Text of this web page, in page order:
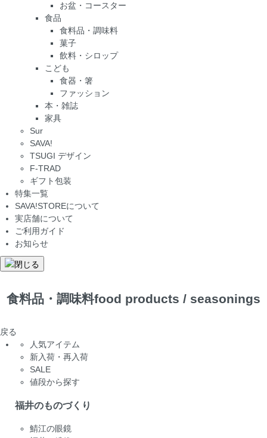
お盆・コースター
食品
食料品・調味料
菓子
飲料・シロップ
こども
食器・箸
ファッション
本・雑誌
家具
Sur
SAVA!
TSUGI デザイン
F-TRAD
ギフト包装
特集一覧
SAVA!STOREについて
実店舗について
ご利用ガイド
お知らせ
食料品・調味料food products / seasonings
戻る
人気アイテム
新入荷・再入荷
SALE
値段から探す
福井のものづくり
鯖江の眼鏡